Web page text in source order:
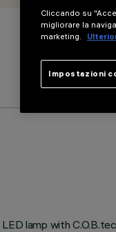
lamp with
Cliccando su
migliorare la
marketing.
Impostazioni